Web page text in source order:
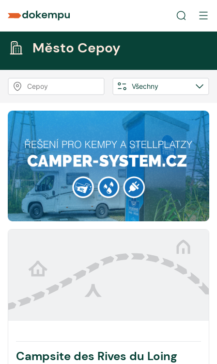
Město Cepoy
Cepoy Všechny
Campsite des Rives du Loing